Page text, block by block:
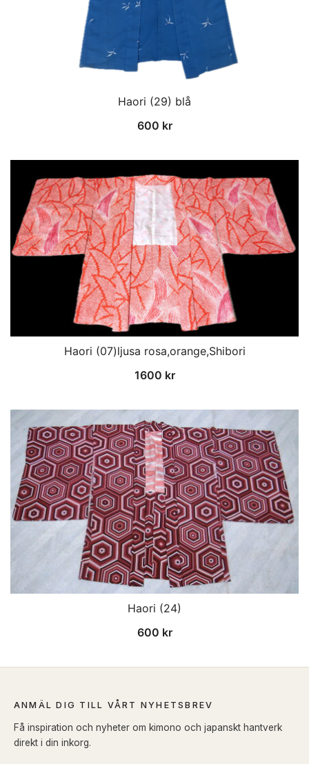
Haori (29) blå
600 kr
Haori (07)ljusa rosa,orange,Shibori
1600 kr
Haori (24)
600 kr
ANMÄL DIG TILL VÅRT NYHETSBREV
Få inspiration och nyheter om kimono och japanskt hantverk
direkt i din inkorg.